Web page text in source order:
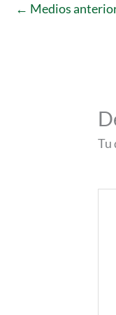
← Medios
Tu